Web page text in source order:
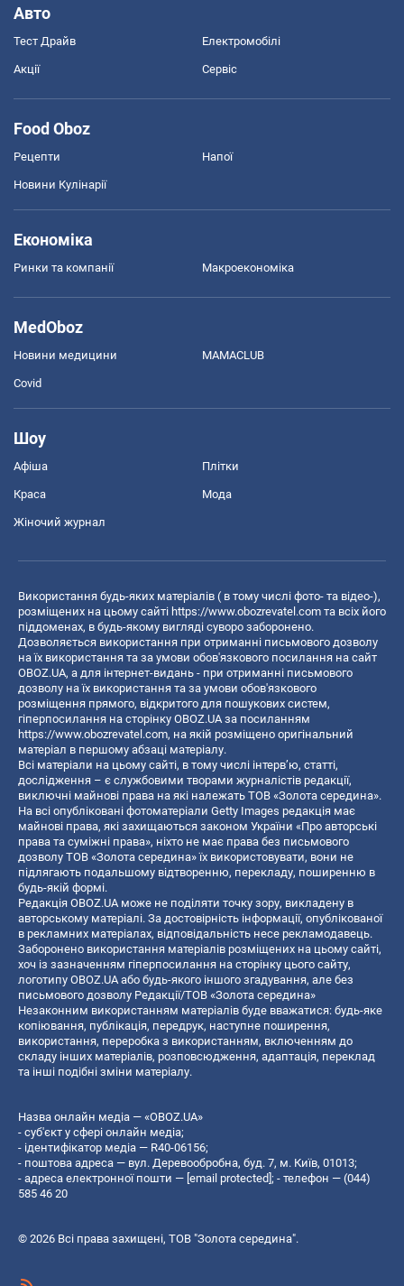
Авто
Тест Драйв Електромобілі
Акції Сервіс
Food Oboz
Рецепти Напої
Новини Кулінарії
Економіка
Ринки та компанії Макроекономіка
MedOboz
Новини медицини MAMACLUB
Covid
Шоу
Афіша Плітки
Краса Мода
Жіночий журнал
Використання будь-яких матеріалів ( в тому числі фото- та відео-),
розміщених на цьому сайті https://www.obozrevatel.com та всіх його
піддоменах, в будь-якому вигляді суворо заборонено.
Дозволяється використання при отриманні письмового дозволу
на їх використання та за умови обов'язкового посилання на сайт
OBOZ.UA, а для інтернет-видань - при отриманні письмового
дозволу на їх використання та за умови обов'язкового
розміщення прямого, відкритого для пошукових систем,
гіперпосилання на сторінку OBOZ.UA за посиланням
https://www.obozrevatel.com, на якій розміщено оригінальний
матеріал в першому абзаці матеріалу.
Всі матеріали на цьому сайті, в тому числі інтерв’ю, статті,
дослідження – є службовими творами журналістів редакції,
виключні майнові права на які належать ТОВ «Золота середина».
На всі опубліковані фотоматеріали Getty Images редакція має
майнові права, які захищаються законом України «Про авторські
права та суміжні права», ніхто не має права без письмового
дозволу ТОВ «Золота середина» їх використовувати, вони не
підлягають подальшому відтворенню, перекладу, поширенню в
будь-якій формі.
Редакція OBOZ.UA може не поділяти точку зору, викладену в
авторському матеріалі. За достовірність інформації, опублікованої
в рекламних матеріалах, відповідальність несе рекламодавець.
Заборонено використання матеріалів розміщених на цьому сайті,
хоч із зазначенням гіперпосилання на сторінку цього сайту,
логотипу OBOZ.UA або будь-якого іншого згадування, але без
письмового дозволу Редакції/ТОВ «Золота середина»
Незаконним використанням матеріалів буде вважатися: будь-яке
копiювання, публiкацiя, передрук, наступне поширення,
використання, переробка з використанням, включенням до
складу інших матеріалів, розповсюдження, адаптація, переклад
та інші подібні зміни матеріалу.
Назва онлайн медіа — «OBOZ.UA»
- суб'єкт у сфері онлайн медіа;
- ідентифікатор медіа — R40-06156;
- поштова адреса — вул. Деревообробна, буд. 7, м. Київ, 01013;
- адреса електронної пошти — [email protected] ; - телефон — (044)
585 46 20
© 2026 Всі права захищені, ТОВ "Золота середина".